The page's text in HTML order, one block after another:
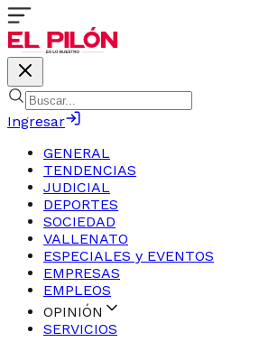
Ingresar
GENERAL
TENDENCIAS
JUDICIAL
DEPORTES
SOCIEDAD
VALLENATO
ESPECIALES y EVENTOS
EMPRESAS
EMPLEOS
OPINIÓN
SERVICIOS